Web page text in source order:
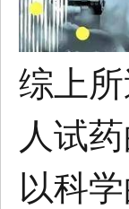
综上
人试
以科